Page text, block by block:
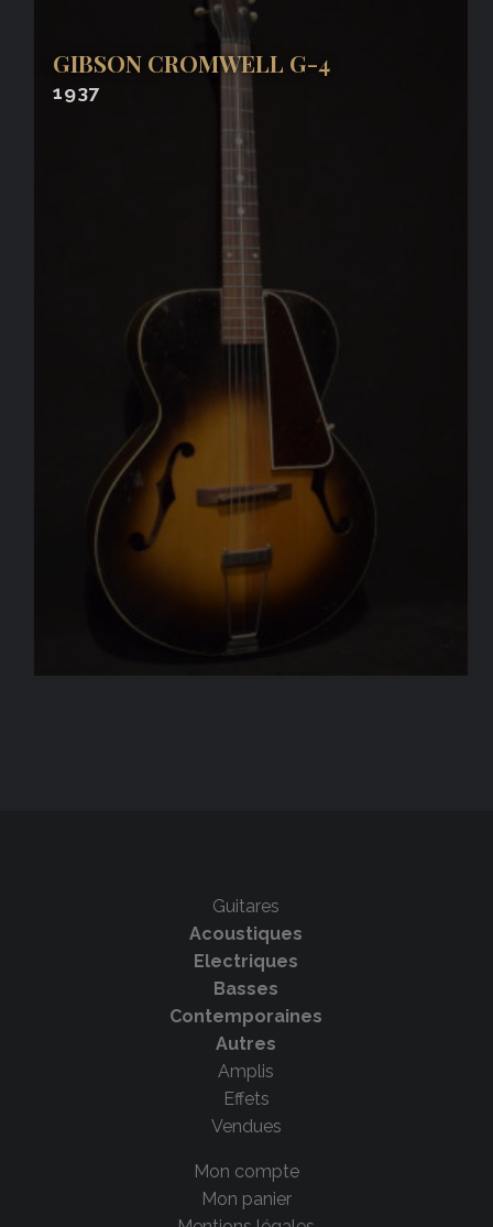
GIBSON CROMWELL G-4
1937
Guitares
Acoustiques
Electriques
Basses
Contemporaines
Autres
Amplis
Effets
Vendues
Mon compte
Mon panier